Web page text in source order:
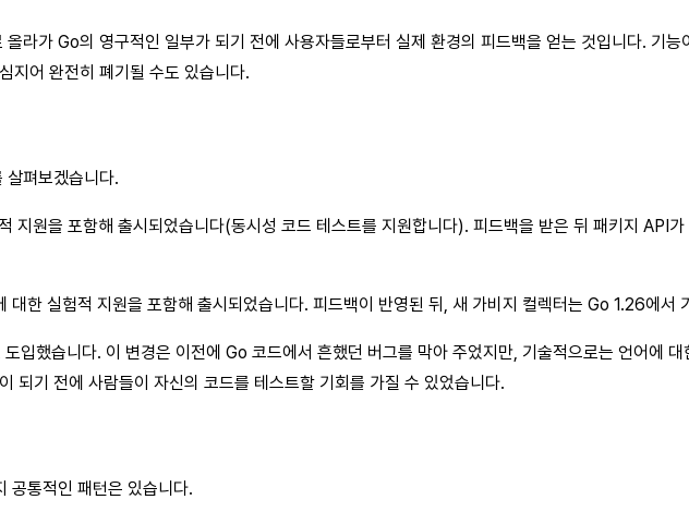
라가 Go의 영구적인 일부가 되기 전에 사용자들로부터 실제 환경의 피드백을 얻는 것입니다. 기능
지어 완전히 폐기될 수도 있습니다.
살펴보겠습니다.
지원을 포함해 출시되었습니다(동시성 코드 테스트를 지원합니다). 피드백을 받은 뒤 패키지 API
대한 실험적 지원을 포함해 출시되었습니다. 피드백이 반영된 뒤, 새 가비지 컬렉터는 Go 1.26에서
입했습니다. 이 변경은 이전에 Go 코드에서 흔했던 버그를 막아 주었지만, 기술적으로는 언어에
되기 전에 사람들이 자신의 코드를 테스트할 기회를 가질 수 있었습니다.
공통적인 패턴은 있습니다.